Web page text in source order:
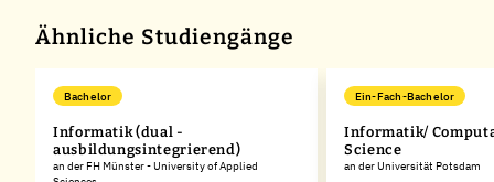
Ähnliche Studiengänge
Bachelor
Informatik (dual -
ausbildungsintegrierend)
an der FH Münster - University of Applied
Ein-Fach-Bachelor
Informatik/
Science
an der Universität Potsdam